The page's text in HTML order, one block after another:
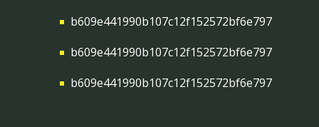
b609e441990b107c12f152572bf6e797
b609e441990b107c12f152572bf6e797
b609e441990b107c12f152572bf6e797